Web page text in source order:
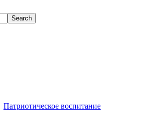
Патриотическое воспитание